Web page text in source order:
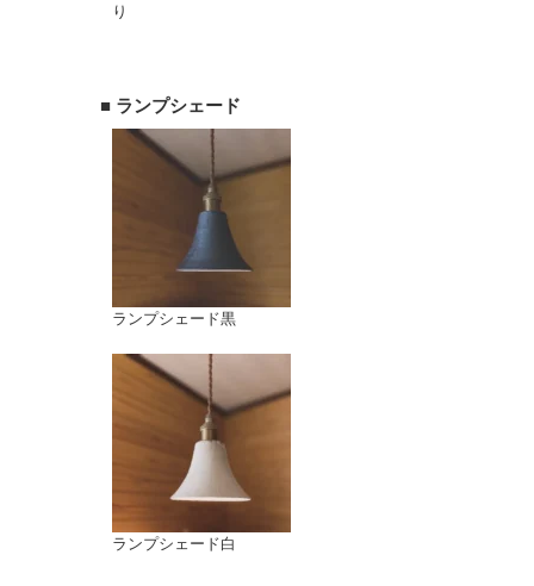
り
■ ランプシェード
ランプシェード黒
ランプシェード白